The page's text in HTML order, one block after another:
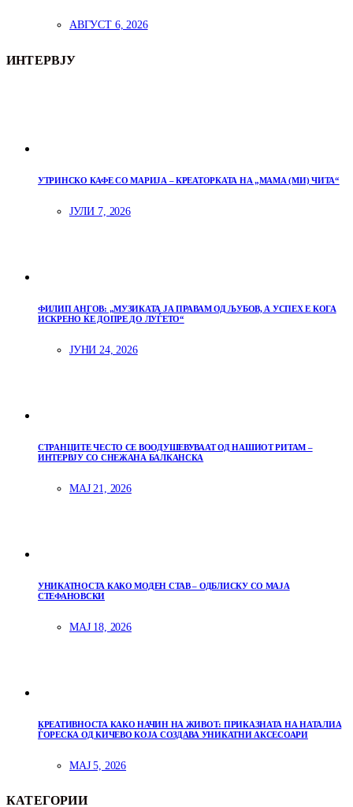
АВГУСТ 6, 2026
ИНТЕРВЈУ
УТРИНСКО КАФЕ СО МАРИЈА – КРЕАТОРКАТА НА „МАМА (МИ) ЧИТА“
ЈУЛИ 7, 2026
ФИЛИП АНГОВ: „МУЗИКАТА ЈА ПРАВАМ ОД ЉУБОВ, А УСПЕХ Е КОГА
ИСКРЕНО ЌЕ ДОПРЕ ДО ЛУЃЕТО“
ЈУНИ 24, 2026
СТРАНЦИТЕ ЧЕСТО СЕ ВООДУШЕВУВААТ ОД НАШИОТ РИТАМ –
ИНТЕРВЈУ СО СНЕЖАНА БАЛКАНСКА
МАЈ 21, 2026
УНИКАТНОСТА КАКО МОДЕН СТАВ – ОДБЛИСКУ СО МАЈА
СТЕФАНОВСКИ
МАЈ 18, 2026
КРЕАТИВНОСТА КАКО НАЧИН НА ЖИВОТ: ПРИКАЗНАТА НА НАТАЛИА
ЃОРЕСКА ОД КИЧЕВО КОЈА СОЗДАВА УНИКАТНИ АКСЕСОАРИ
МАЈ 5, 2026
КАТЕГОРИИ